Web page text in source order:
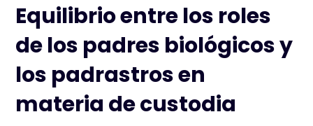
Equilibrio entre los roles
de los padres biológicos y
los padrastros en
materia de custodia